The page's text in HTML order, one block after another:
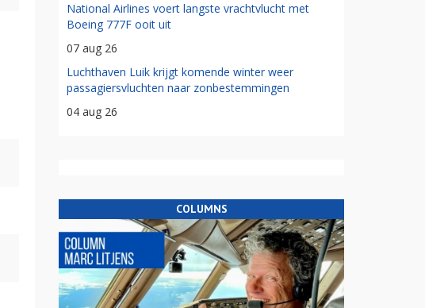
National Airlines voert langste vrachtvlucht met
Boeing 777F ooit uit
07 aug 26
Luchthaven Luik krijgt komende winter weer
passagiersvluchten naar zonbestemmingen
04 aug 26
COLUMNS